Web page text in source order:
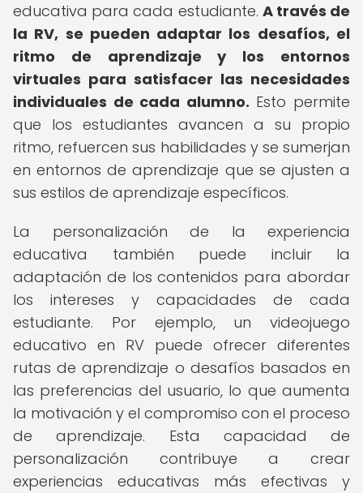
educativa para cada estudiante. A través de
la RV, se pueden adaptar los desafíos, el
ritmo de aprendizaje y los entornos
virtuales para satisfacer las necesidades
individuales de cada alumno. Esto permite
que los estudiantes avancen a su propio
ritmo, refuercen sus habilidades y se sumerjan
en entornos de aprendizaje que se ajusten a
sus estilos de aprendizaje específicos.
La personalización de la experiencia
educativa también puede incluir la
adaptación de los contenidos para abordar
los intereses y capacidades de cada
estudiante. Por ejemplo, un videojuego
educativo en RV puede ofrecer diferentes
rutas de aprendizaje o desafíos basados en
las preferencias del usuario, lo que aumenta
la motivación y el compromiso con el proceso
de aprendizaje. Esta capacidad de
personalización contribuye a crear
experiencias educativas más efectivas y